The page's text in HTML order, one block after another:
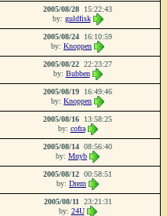
2005/08/28 15:22:43
by: guldfisk
2005/08/24 16:10:59
by: Knoppen
2005/08/22 22:23:27
by: Bubben
2005/08/19 16:49:46
by: Knoppen
2005/08/16 13:58:25
by: cofra
2005/08/14 08:56:40
by: Mnyb
2005/08/12 00:58:51
by: Drem
2005/08/11 23:21:31
by: 24U